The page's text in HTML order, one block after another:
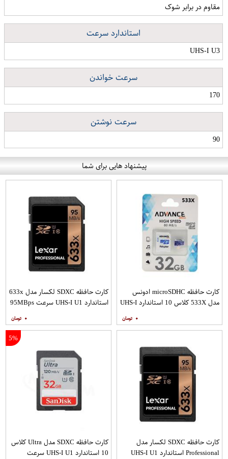
مقاوم در برابر شوک
استاندارد سرعت
UHS-I U3
سرعت خواندن
170
سرعت نوشتن
90
پیشنهاد هایی برای شما
کارت حافظه microSDHC ادونس
مدل 533X کلاس 10 استاندارد UHS-I
U1 سرعت 80MBps به همراه آداپتور
SD
۰
کارت حافظه SDXC لکسار مدل 633x
استاندارد UHS-I U1 سرعت 95MBps
۰
کارت حافظه SDXC لکسار مدل
Professional استاندارد UHS-I U1
5%
کارت حافظه SDXC مدل Ultra کلاس
10 استاندارد UHS-I U1 سرعت